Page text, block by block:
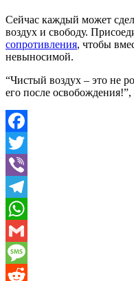
Сейчас каждый может
воздух и свободу.
сопротивления, чтобы
невыносимой.
“Чистый воздух – это не
его после
Facebook
Twitter
Viber
Telegram
WhatsApp
Gmail
Message